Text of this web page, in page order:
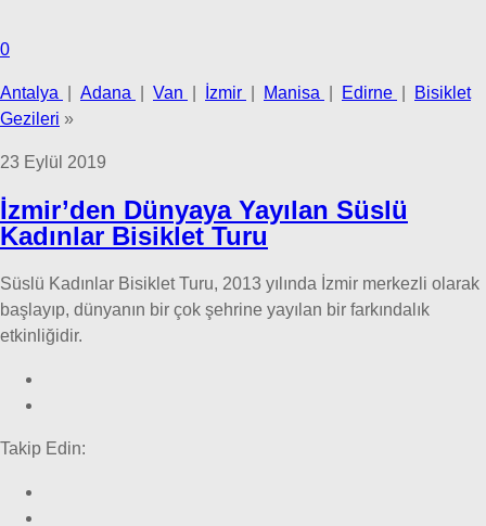
0
Antalya Adana Van İzmir Manisa Edirne
Bisiklet
Gezileri »
23 Eylül 2019
İzmir’den Dünyaya Yayılan Süslü
Kadınlar Bisiklet Turu
Süslü Kadınlar Bisiklet Turu, 2013 yılında İzmir merkezli olarak
başlayıp, dünyanın bir çok şehrine yayılan bir farkındalık
etkinliğidir.
Takip Edin: